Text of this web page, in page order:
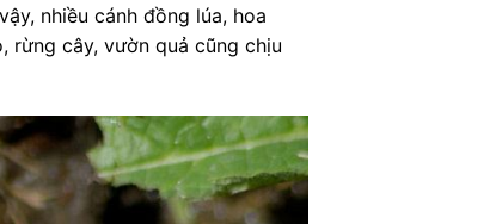
nhiều cánh đồng lúa, hoa
rừng cây, vườn quả cũng chịu